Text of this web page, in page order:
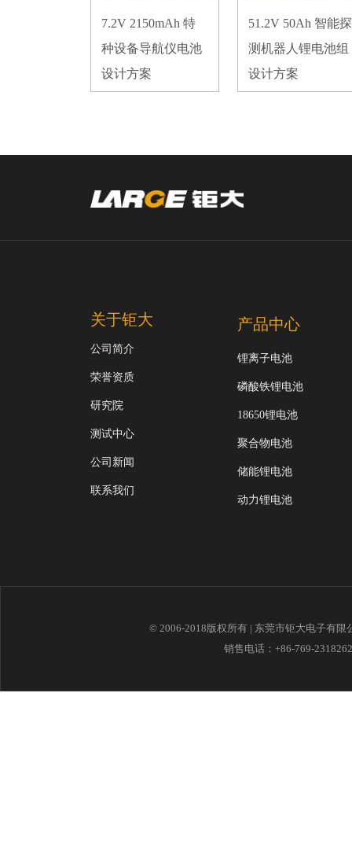
7.2V 2150mAh 特
种设备导航仪电池
设计方案
51.2V 50Ah 智能探
测机器人锂电池组
设计方案
关于钜大
公司简介
荣誉资质
研究院
测试中心
公司新闻
联系我们
产品中心
锂离子电池
磷酸铁锂电池
18650锂电池
聚合物电池
储能锂电池
动力锂电池
© 2006-2018版权所有 | 东莞市钜大电子有
销售电话：+86-769-